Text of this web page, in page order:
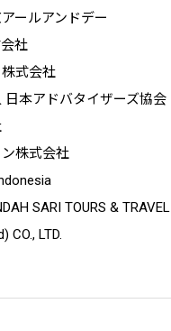
ールアンドデー
社
株式会社
日本アドバタイザーズ協会
株式会社
SARI TOURS & TRAVEL
CO., LTD.